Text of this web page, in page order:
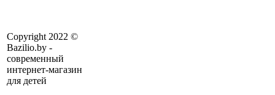
Copyright 2022 ©
Bazilio.by -
современный
интернет-магазин
для детей